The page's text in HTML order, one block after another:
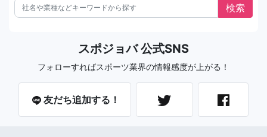
スポジョバ 公式SNS
フォローすればスポーツ業界の情報感度が上がる！
友だち追加する！